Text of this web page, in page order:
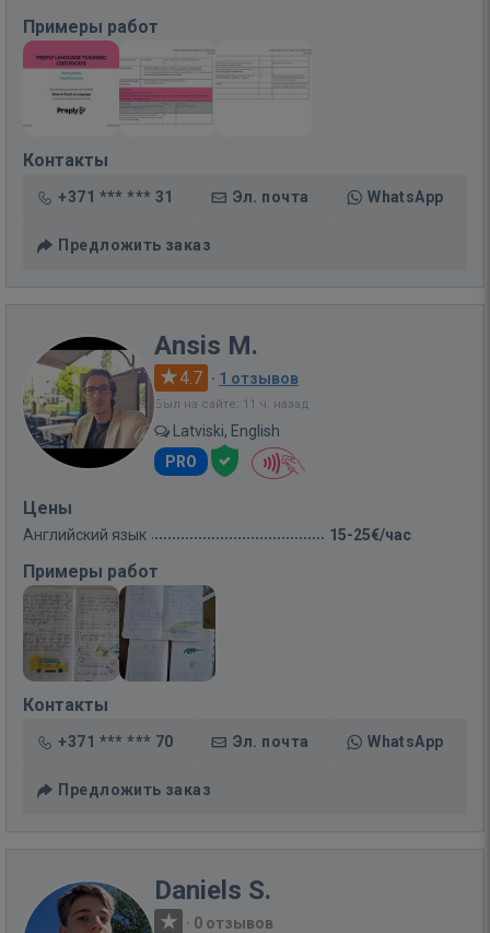
Примеры работ
Контакты
+371 *** *** 31 Эл. почта WhatsApp
Предложить заказ
Ansis M.
4.7 · 1 отзывов
Был на сайте: 11 ч. назад
Latviski, English
PRO
Цены
Английский язык 15-25€/час
Примеры работ
Контакты
+371 *** *** 70 Эл. почта WhatsApp
Предложить заказ
Daniels S.
· 0 отзывов